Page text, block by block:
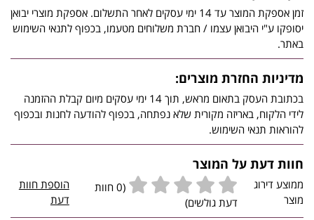
זמן אספקת המוצר עד 14 ימי עסקים לאחר התשלום. אספקת מוצרי יבואן
יסופקו ע"י היבואן עצמו / חברת משלוחים מטעמו, בכפוף לתנאי השימוש
באתר.
מדיניות החזרת מוצרים:
בכתובת העסק בתאום מראש, תוך 14 ימי עסקים מיום קבלת ההזמנה
לידי הלקוח, באריזה מקורית שלא נפתחה, בכפוף להודעה לחנות ובכפוף
להוראות תנאי השימוש.
חוות דעת על המוצר
ממוצע דירוג
מוצר
(0 חוות
דעת גולשים)
הוספת חוות
דעת